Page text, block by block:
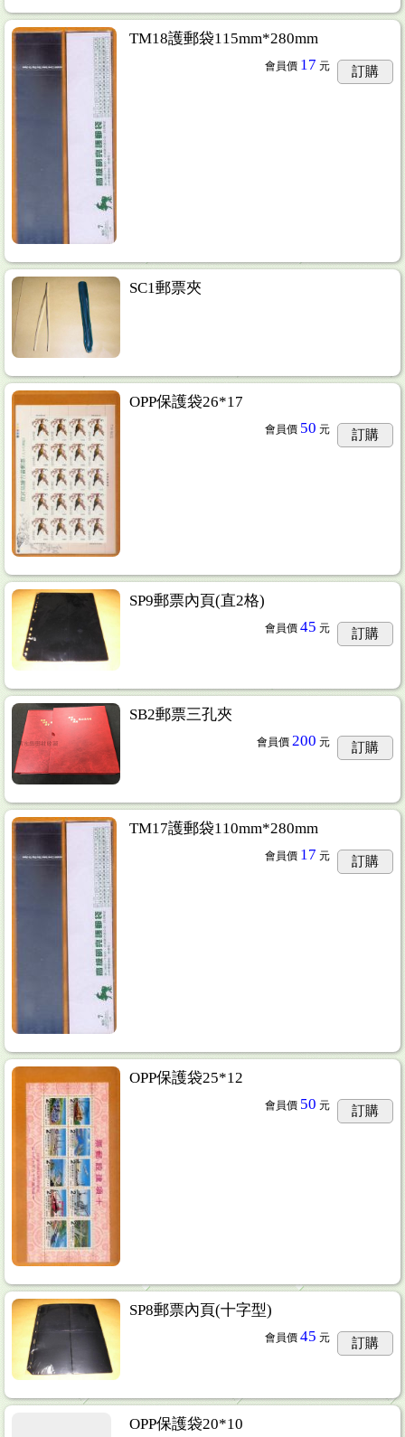
TM18護郵袋115mm*280mm
會員價 17 元 訂購
SC1郵票夾
OPP保護袋26*17
會員價 50 元 訂購
SP9郵票內頁(直2格)
會員價 45 元 訂購
SB2郵票三孔夾
會員價 200 元 訂購
TM17護郵袋110mm*280mm
會員價 17 元 訂購
OPP保護袋25*12
會員價 50 元 訂購
SP8郵票內頁(十字型)
會員價 45 元 訂購
OPP保護袋20*10